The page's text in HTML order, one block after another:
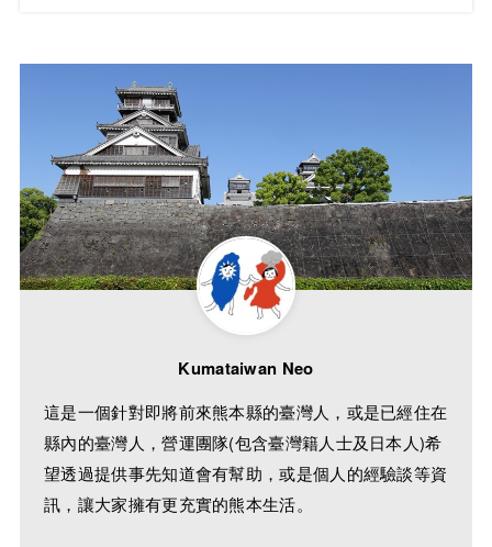
Kumataiwan Neo
這是一個針對即將前來熊本縣的臺灣人，或是已經住在
縣內的臺灣人，營運團隊(包含臺灣籍人士及日本人)希
望透過提供事先知道會有幫助，或是個人的經驗談等資
訊，讓大家擁有更充實的熊本生活。